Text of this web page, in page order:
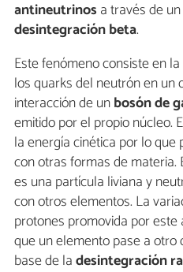
antineutrinos a través de
desintegración beta.
Este fenómeno consiste en
los quarks del neutrón en un
interacción de unbosón de
emitido por el propio núcleo.
la energía cinética por lo
con otras formas de materia.
es una partícula liviana y
con otros elementos. La
protones promovida por
que un elemento pase a
base de ladesintegración